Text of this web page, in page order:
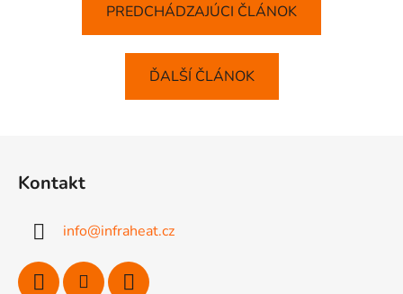
PREDCHÁDZAJÚCI ČLÁNOK
ĎALŠÍ ČLÁNOK
Kontakt
info@infraheat.cz